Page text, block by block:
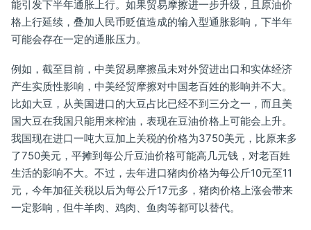
能引发下半年通胀上行。如果贸易摩擦进一步升级，且原油价
格上行延续，叠加人民币贬值造成的输入型通胀影响，下半年
可能会存在一定的通胀压力。
例如，截至目前，中美贸易摩擦虽未对外贸进出口和实体经济
产生实质性影响，中美经贸摩擦对中国老百姓的影响并不大。
比如大豆，从美国进口的大豆占比已经不到三分之一，而且美
国大豆在我国只能用来榨油，表现在豆油价格上可能会上升。
我国现在进口一吨大豆加上关税的价格为3750美元，比原来多
了750美元，平摊到每公斤豆油价格可能高几元钱，对老百姓
生活的影响不大。不过，去年进口猪肉价格为每公斤10元至11
元，今年加征关税以后为每公斤17元多，猪肉价格上涨会带来
一定影响，但牛羊肉、鸡肉、鱼肉等都可以替代。